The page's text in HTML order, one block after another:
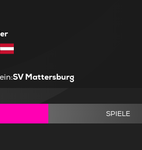
:SV Mattersburg
SPIELE